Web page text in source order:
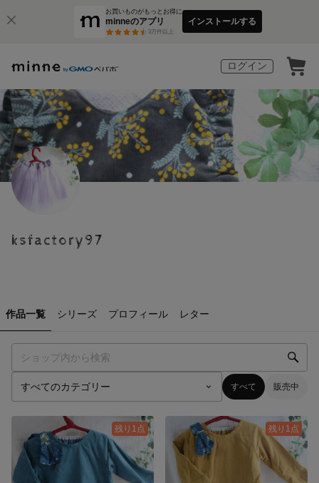
お買いものがもっとお得に
minneのアプリ
3万件以上
インストールする
ログイン
ksfactory97
作品一覧 シリーズ プロフィール レター
すべて 販売中
残り1点 残り1点